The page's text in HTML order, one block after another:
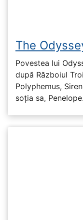
The
Povestea lui
după Războiul
Polyphemus,
soția sa, Penelope.